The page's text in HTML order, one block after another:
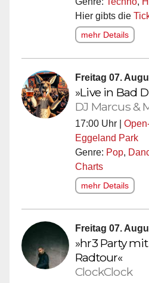
Hier gibts die
mehr Details
Freitag 07.
»Live in Bad
DJ Marcus &
17:00 Uhr |
Eggeland Park
Genre: Pop,
Charts
mehr Details
Freitag 07.
»hr3 Party
Radtour«
ClockClock